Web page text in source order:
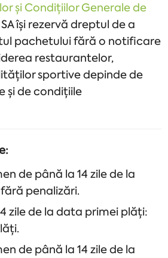
și Condițiilor Generale de
își rezervă dreptul de a
pachetului fără o notificare
restaurantelor,
sportive depinde de
și de condițiile
de până la 14 zile de la
penalizări.
zile de la data primei plăți:
de până la 14 zile de la